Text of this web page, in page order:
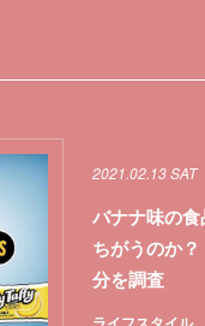
2021.02.13 SAT
バナナ味の
ちがうのか
分を調査